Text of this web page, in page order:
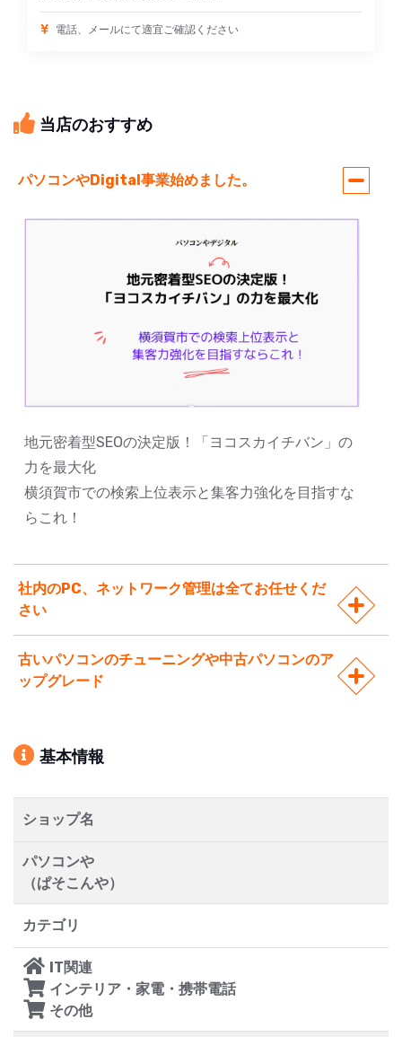
電話、メールにて適宜ご確認ください
当店のおすすめ
パソコンやDigital事業始めました。
地元密着型SEOの決定版！「ヨコスカイチバン」の
力を最大化
横須賀市での検索上位表示と集客力強化を目指すな
らこれ！
社内のPC、ネットワーク管理は全てお任せくだ
さい
古いパソコンのチューニングや中古パソコンのア
ップグレード
基本情報
ショップ名
パソコンや
（ぱそこんや）
カテゴリ
IT関連
インテリア・家電・携帯電話
その他